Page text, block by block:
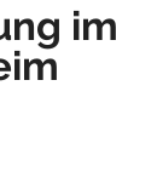
im